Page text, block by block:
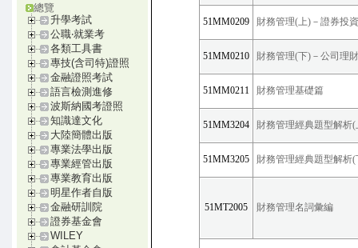
總覽
升學考試
公職‧就業考
各類工具書
專技(含司特)證照
金融證照考試
語言檢測進修
波斯納國考證照
知識達文化
大陸簡體出版
專業法學出版
專業經管出版
專業教育出版
明星作者自版
金融研訓院
證券基金會
WILEY
51MM0209 財務管理(上)－證券投資
51MM0210 財務管理(下)－公司理財
51MM0211 財務管理基礎篇
51MM3204 財務管理經典題型解析(
51MM3205 財務管理經典題型解析(
51MT2005 財務管理名詞彙編